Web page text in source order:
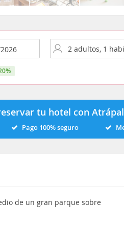
tu hotel con
Pago 100% seguro
de un gran parque sobre